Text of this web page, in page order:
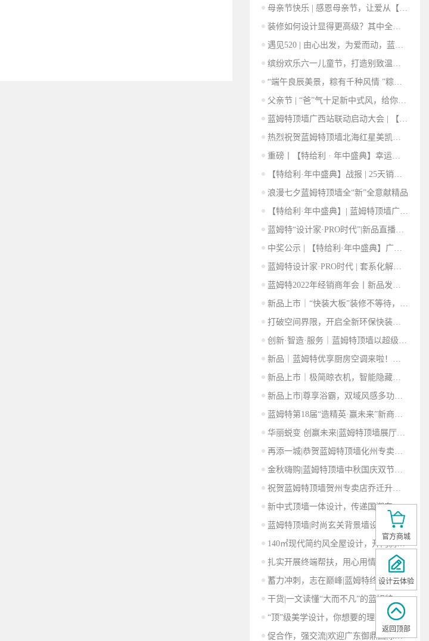
母亲节快乐 | 感恩母亲节，让爱从【蓝姆特顶墙】出发
装修如何设计显得更高级？其中全网都在找的轻奢风竟在这！
遇见520 | 由心出发，为爱而动，蓝姆特顶墙为您生活增光添彩！
缤纷欢乐六一儿童节，打造别致温馨梦幻童年的儿童房，给孩子非"童”凡享的礼物！
“端午良辰美景，粽有千种风情 ”粽子甜咸之分VS家居风格之选
父亲节 | “爸”气十足新中式风，给你的TA一个爱的设计，家的定制！
蓝姆特顶墙广西站联动启动大会 | 【特给利·年中盛典】强势来袭，引爆现场！
热烈祝贺蓝姆特顶墙北海红星美凯龙旗舰店盛大开业
重磅丨【特给利 · 年中盛典】幸运大咖抽奖活动获奖名单最终公示！
【特给利·年中盛典】战报 | 25天销售收定金高达152万！
浪漫七夕蓝姆特顶墙全“新”全意献精品
【特给利·年中盛典】| 蓝姆特顶墙广东站联动启动大会隆重开启，见证钜惠奇迹！
蓝姆特“设计家·PRO时代”|新品直播发布会来袭
中奖公示 | 【特给利·年中盛典】广东站幸运大咖获奖名单揭晓！快来领奖！
蓝姆特设计家·PRO时代 | 套系化解决方案发布会顺利举行，开创顶墙行业先河
蓝姆特2022年经销商年会丨新品发力，探索顶墙行业新征程
新品上市｜“快装大板”装修不等待，让新家触手可得
打破空间界限，开启全新环保快装新生活
创新·智造·服务｜蓝姆特顶墙以超级产品锻造市场竞争力
新品｜蓝姆特优享厨房空调来啦！无惧油烟强制冷
新品上市｜极简晾衣机，智能隐藏轻松晾晒
新品上市|尊享浴霸，双域风感多功能一体
蓝姆特第18届“造精英·赢未来”新商基础班圆满举行
华丽蜕变 创赢未来|蓝姆特顶墙展厅升级项目正式动工！
再添一城|恭贺蓝姆特顶墙化州专卖店隆重开业！
金秋嗨购|蓝姆特顶墙中秋国庆双节大促圆满收官
祝贺蓝姆特顶墙贺州专卖店乔迁升级，盛大开业！
新中式顶墙一体设计，传递国潮东方韵味
蓝姆特顶墙|时尚玄关背景墙设计，美出高级感！
140㎡现代简约风全屋设计，开门刹那美翻了！
扎实开展终端帮扶，用心用情用力办实事 |你身边的蓝姆特人 侯明清
蓄力冲刺，志在巅峰|蓝姆特终端线上培训圆满收官
干货|一文读懂“大而不凡”的蓝姆特快装大板
“顶”级美学设计，你想要的理想生活在这里！
促合作，强交流|欢迎广东御鼎国际集团莅临蓝姆特参观考察
官方商城
设计云体验
返回顶部